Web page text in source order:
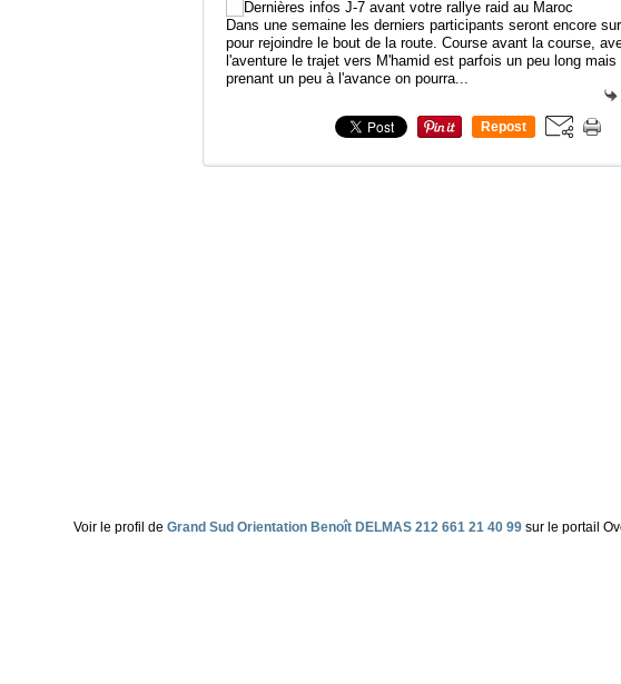
Dans une semaine les derniers participants seront encore
pour rejoindre le bout de la route. Course avant la course,
l'aventure le trajet vers M'hamid est parfois un peu long mais
prenant un peu à l'avance on pourra...
Repost
Voir le profil de Grand Sud Orientation Benoît DELMAS 212 661 21 40 99 sur le portail